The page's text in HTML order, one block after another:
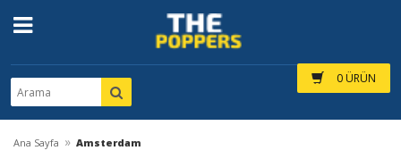
0 ÜRÜN
Ana Sayfa » Amsterdam